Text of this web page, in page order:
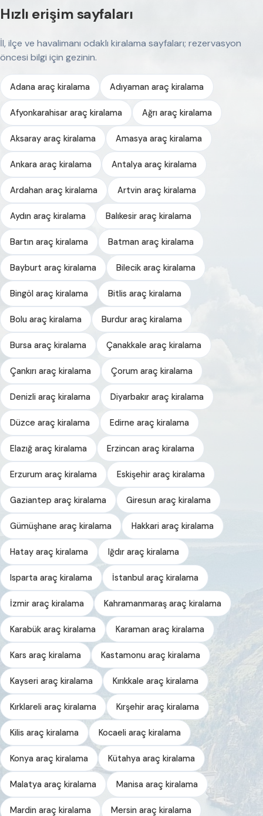
Hızlı erişim sayfaları
İl, ilçe ve havalimanı odaklı kiralama sayfaları; rezervasyon
öncesi bilgi için gezinin.
Adana araç kiralama Adıyaman araç kiralama
Afyonkarahisar araç kiralama Ağrı araç kiralama
Aksaray araç kiralama Amasya araç kiralama
Ankara araç kiralama Antalya araç kiralama
Ardahan araç kiralama Artvin araç kiralama
Aydın araç kiralama Balıkesir araç kiralama
Bartın araç kiralama Batman araç kiralama
Bayburt araç kiralama Bilecik araç kiralama
Bingöl araç kiralama Bitlis araç kiralama
Bolu araç kiralama Burdur araç kiralama
Bursa araç kiralama Çanakkale araç kiralama
Çankırı araç kiralama Çorum araç kiralama
Denizli araç kiralama Diyarbakır araç kiralama
Düzce araç kiralama Edirne araç kiralama
Elazığ araç kiralama Erzincan araç kiralama
Erzurum araç kiralama Eskişehir araç kiralama
Gaziantep araç kiralama Giresun araç kiralama
Gümüşhane araç kiralama Hakkari araç kiralama
Hatay araç kiralama Iğdır araç kiralama
Isparta araç kiralama İstanbul araç kiralama
İzmir araç kiralama Kahramanmaraş araç kiralama
Karabük araç kiralama Karaman araç kiralama
Kars araç kiralama Kastamonu araç kiralama
Kayseri araç kiralama Kırıkkale araç kiralama
Kırklareli araç kiralama Kırşehir araç kiralama
Kilis araç kiralama Kocaeli araç kiralama
Konya araç kiralama Kütahya araç kiralama
Malatya araç kiralama Manisa araç kiralama
Mardin araç kiralama Mersin araç kiralama